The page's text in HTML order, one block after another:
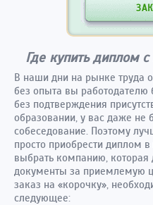
Где купить диплом
В наши дни на рынке труда
без опыта вы работодателю
без подтверждения
образовании, у вас даже не
собеседование. Поэтому
просто приобрести диплом
выбрать компанию, которая
документы за приемлемую
заказ на «корочку»,
следующее: